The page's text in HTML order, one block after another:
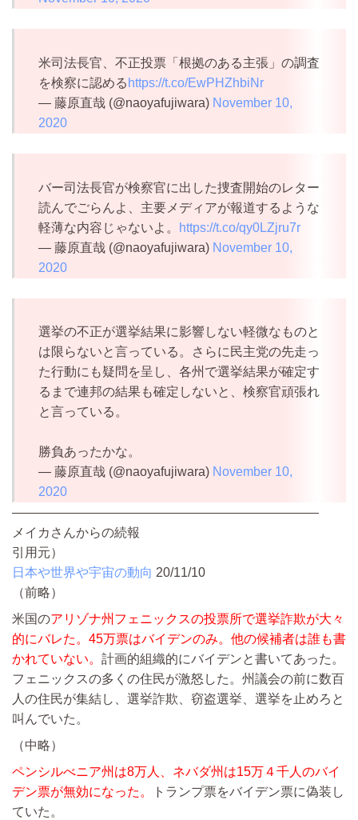
米司法長官、不正投票「根拠のある主張」の調査
を検察に認める https://t.co/EwPHZhbiNr
— 藤原直哉 (@naoyafujiwara) November 10,
2020
バー司法長官が検察官に出した捜査開始のレター
読んでごらんよ、主要メディアが報道するような
軽薄な内容じゃないよ。
https://t.co/qy0LZjru7r
— 藤原直哉 (@naoyafujiwara) November 10,
2020
選挙の不正が選挙結果に影響しない軽微なものと
は限らないと言っている。さらに民主党の先走っ
た行動にも疑問を呈し、各州で選挙結果が確定す
るまで連邦の結果も確定しないと、検察官頑張れ
と言っている。
勝負あったかな。
— 藤原直哉 (@naoyafujiwara) November 10,
2020
————————————————————————
メイカさんからの続報
引用元）
日本や世界や宇宙の動向 20/11/10
（前略）
米国のアリゾナ州フェニックスの投票所で選挙詐欺が大々
的にバレた。45万票はバイデンのみ。他の候補者は誰も書
かれていない。 計画的組織的にバイデンと書いてあった。
フェニックスの多くの住民が激怒した。州議会の前に数百
人の住民が集結し、選挙詐欺、窃盗選挙、選挙を止めろと
叫んでいた。
（中略）
ペンシルべニア州は8万人、ネバダ州は15万４千人のバイ
デン票が無効になった。
トランプ票をバイデン票に偽装し
ていた。